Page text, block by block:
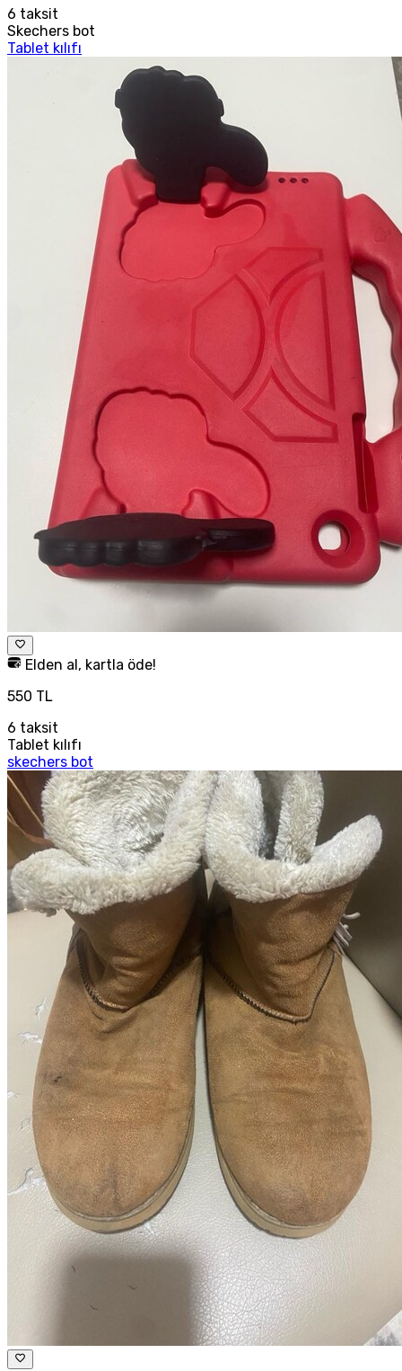
6 taksit
Skechers bot
Tablet kılıfı
Elden al, kartla öde!
550 TL
6 taksit
Tablet kılıfı
skechers bot